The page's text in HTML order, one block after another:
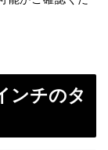
ンチのタ